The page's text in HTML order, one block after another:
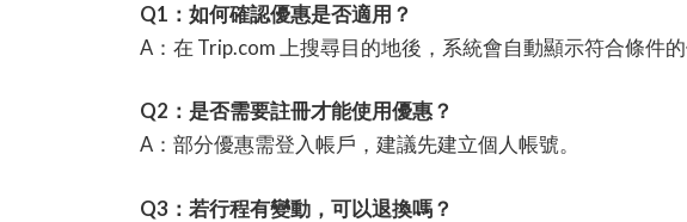
Q1：如何確認優惠是否適用？
A：在 Trip.com 上搜尋目的地後，系統會自動顯示符合條件的
Q2：是否需要註冊才能使用優惠？
A：部分優惠需登入帳戶，建議先建立個人帳號。
Q3：若行程有變動，可以退換嗎？